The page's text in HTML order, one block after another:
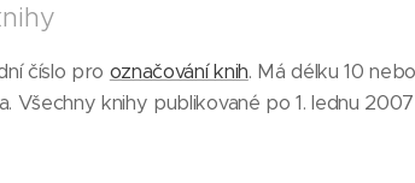
číslo pro označování knih. Má délku 10
Všechny knihy publikované po 1. lednu